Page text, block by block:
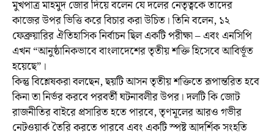
মুখপাত্র মাহমুদ জোর দিয়ে বলেন যে দলের নেতৃত্বকে তাদের
কাজের উপর ভিত্তি করে বিচার করা উচিত। তিনি বলেন, ১২
ফেব্রুয়ারির ঐতিহাসিক নির্বাচন ছিল একটি পরীক্ষা – এবং এনসিপি
এখন “আনুষ্ঠানিকভাবে বাংলাদেশের তৃতীয় শক্তি হিসেবে আবির্ভূত
হয়েছে”।
কিন্তু বিশ্লেষকরা বলছেন, ছয়টি আসন তৃতীয় শক্তিতে রূপান্তরিত হবে
কিনা তা নির্ভর করবে পরবর্তী ঘটনাবলীর উপর। দলটি কি জোট
রাজনীতির বাইরে প্রসারিত হতে পারবে, তৃণমূলের আরও গভীর
নেটওয়ার্ক তৈরি করতে পারবে এবং একটি স্পষ্ট আদর্শিক সংহতি